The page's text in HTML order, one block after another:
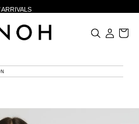
で¥1,000クーポン進呈
で¥1,000クーポン進呈